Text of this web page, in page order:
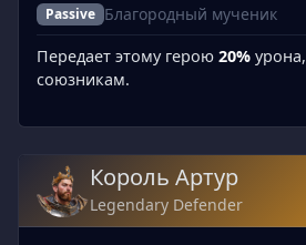
Passive Благородный мученик
Передает этому герою 20%
союзникам.
Король Артур
Legendary Defender